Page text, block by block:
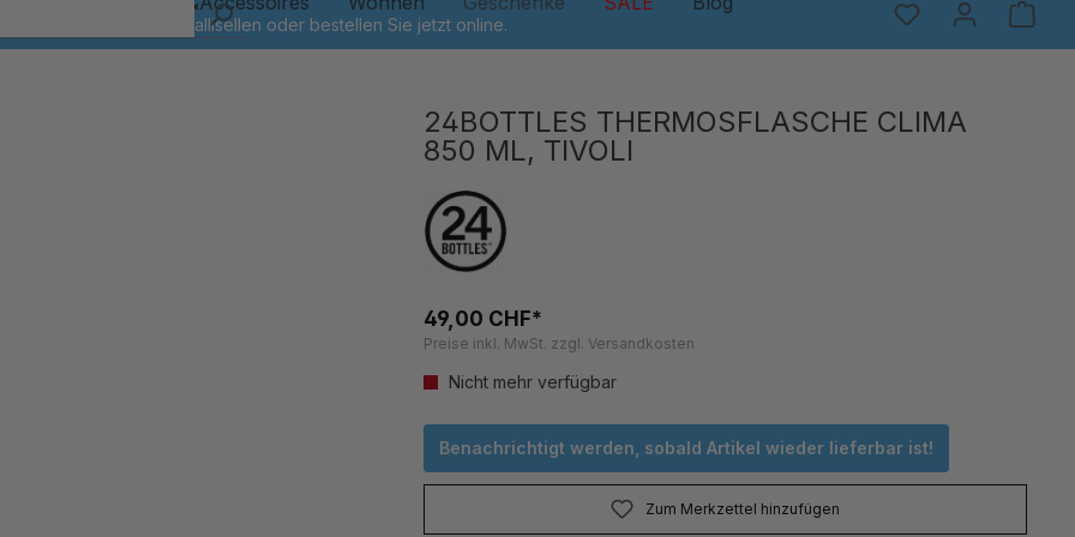
24BOTTLES THERMOSFLASCHE CLIMA
850 ML, TIVOLI
49,00 CHF*
Preise inkl. MwSt. zzgl. Versandkosten
Nicht mehr verfügbar
Benachrichtigt werden, sobald Artikel wieder lieferbar ist!
Zum Merkzettel hinzufügen